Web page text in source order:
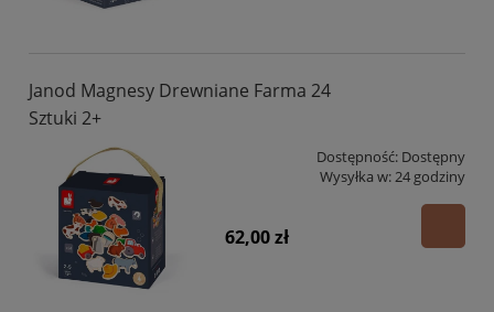
Janod Magnesy Drewniane Farma 24
Sztuki 2+
Dostępność: Dostępny
Wysyłka w:24 godziny
62,00 zł